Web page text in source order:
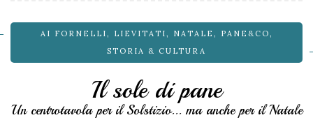
AI FORNELLI, LIEVITATI, NATALE , PANE&CO,
STORIA & CULTURA
Il sole di pane
Un centrotavola per il Solstizio... ma anche per il Natale